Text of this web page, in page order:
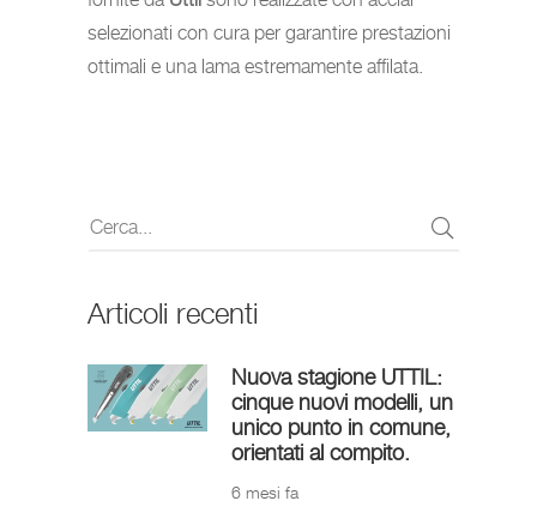
selezionati con cura per garantire prestazioni
ottimali e una lama estremamente affilata.
Articoli recenti
Nuova stagione UTTIL:
cinque nuovi modelli, un
unico punto in comune,
orientati al compito.
6 mesi fa